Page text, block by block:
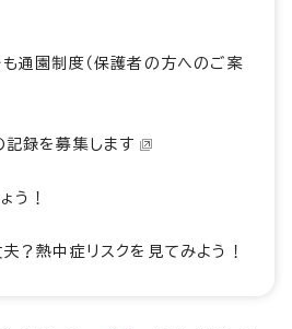
通園制度（保護者の方へのご案
録を募集します
う！
？熱中症リスクを見てみよう！